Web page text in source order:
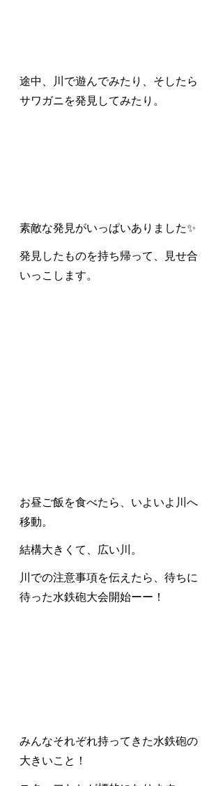
途中、川で遊んでみたり、そしたら
サワガニを発見してみたり。
素敵な発見がいっぱいありました✨
発見したものを持ち帰って、見せ合
いっこします。
お昼ご飯を食べたら、いよいよ川へ
移動。
結構大きくて、広い川。
川での注意事項を伝えたら、待ちに
待った水鉄砲大会開始ーー！
みんなそれぞれ持ってきた水鉄砲の
大きいこと！